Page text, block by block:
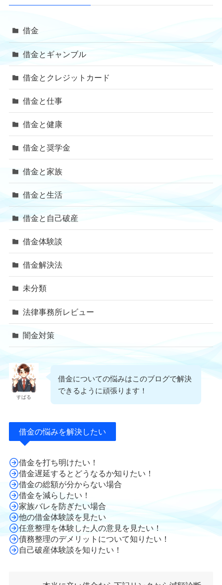
借金
借金とギャンブル
借金とクレジットカード
借金と仕事
借金と健康
借金と奨学金
借金と家族
借金と生活
借金と自己破産
借金体験談
借金解決法
未分類
法律事務所レビュー
闇金対策
すばる
借金についての悩みはこのブログで解決
できるように頑張ります！
借金の悩みを解決したい
借金を打ち明けたい！
借金遅延するとどうなるか知りたい！
借金の総額が分からない場合
借金を減らしたい！
家族バレを防ぎたい場合
他の借金体験談を見たい
任意整理を体験した人の意見を見たい！
債務整理のデメリットについて知りたい！
自己破産体験談を知りたい！